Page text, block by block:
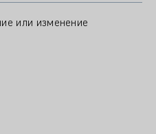
или изменение